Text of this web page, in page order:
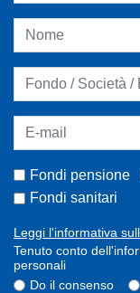
Fondi pensione
Fondi sanitari
Leggi l'informativa
Tenuto conto
personali
Do il consenso